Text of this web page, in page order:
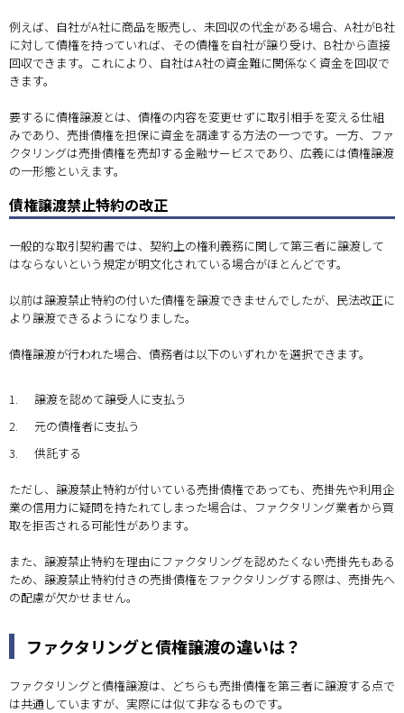
例えば、自社がA社に商品を販売し、未回収の代金がある場合、A社がB社
に対して債権を持っていれば、その債権を自社が譲り受け、B社から直接
回収できます。これにより、自社はA社の資金難に関係なく資金を回収で
きます。
要するに債権譲渡とは、債権の内容を変更せずに取引相手を変える仕組
みであり、売掛債権を担保に資金を調達する方法の一つです。一方、ファ
クタリングは売掛債権を売却する金融サービスであり、広義には債権譲渡
の一形態といえます。
債権譲渡禁止特約の改正
一般的な取引契約書では、契約上の権利義務に関して第三者に譲渡して
はならないという規定が明文化されている場合がほとんどです。
以前は譲渡禁止特約の付いた債権を譲渡できませんでしたが、民法改正に
より譲渡できるようになりました。
債権譲渡が行われた場合、債務者は以下のいずれかを選択できます。
1.
譲渡を認めて譲受人に支払う
2.
元の債権者に支払う
3.
供託する
ただし、譲渡禁止特約が付いている売掛債権であっても、売掛先や利用企
業の信用力に疑問を持たれてしまった場合は、ファクタリング業者から買
取を拒否される可能性があります。
また、譲渡禁止特約を理由にファクタリングを認めたくない売掛先もある
ため、譲渡禁止特約付きの売掛債権をファクタリングする際は、売掛先へ
の配慮が欠かせません。
ファクタリングと債権譲渡の違いは？
ファクタリングと債権譲渡は、どちらも売掛債権を第三者に譲渡する点で
は共通していますが、実際には似て非なるものです。